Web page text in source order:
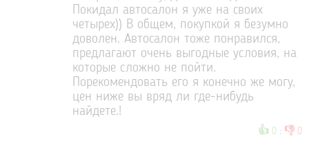
Покидал автосалон я уже на своих
четырех)) В общем, покупкой я безумно
доволен. Автосалон тоже понравился,
предлагают очень выгодные условия, на
которые сложно не пойти.
Порекомендовать его я конечно же могу,
цен ниже вы вряд ли где-нибудь
найдете.!
👍 : 👎